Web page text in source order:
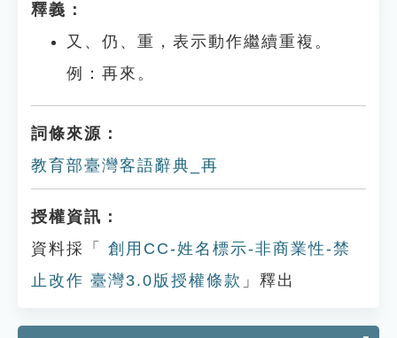
釋義：
又、仍、重，表示動作繼續重複。
例：再來。
詞條來源：
教育部臺灣客語辭典_再
授權資訊：
資料採「
創用CC-姓名標示-非商業性-禁
止改作 臺灣3.0版授權條款 」釋出